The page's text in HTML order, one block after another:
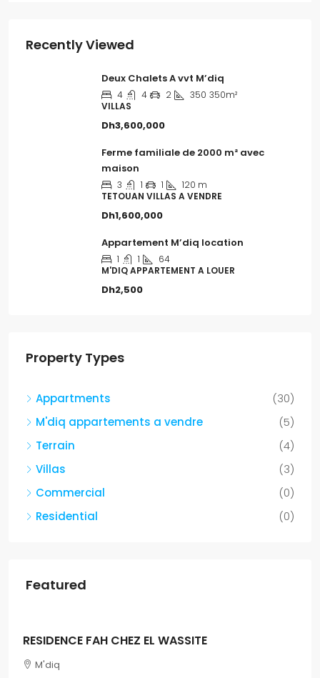
Recently Viewed
Deux Chalets A vvt M’diq
4 4 2 350 350m²
VILLAS
Dh3,600,000
Ferme familiale de 2000 m² avec
maison
3 1 1
120 m
TETOUAN VILLAS A VENDRE
Dh1,600,000
Appartement M’diq location
1 1
64
M'DIQ APPARTEMENT A LOUER
Dh2,500
Property Types
Appartments
(30)
M'diq appartements a vendre
(5)
Terrain
(4)
Villas
(3)
Commercial
(0)
Residential
(0)
Featured
RESIDENCE FAH CHEZ EL WASSITE
M'diq